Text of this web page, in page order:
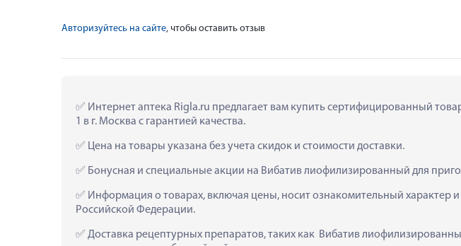
Авторизуйтесь на сайте, чтобы оставить отзыв
Интернет аптека Rigla.ru предлагает вам купить сертифицированный
1 в г. Москва с гарантией качества.
Цена на товары указана без учета скидок и стоимости доставки.
Бонусная и специальные акции на Вибатив лиофилизированный для
Информация о товарах, включая цены, носит ознакомительный характер
Российской Федерации.
Доставка рецептурных препаратов, таких как  Вибатив